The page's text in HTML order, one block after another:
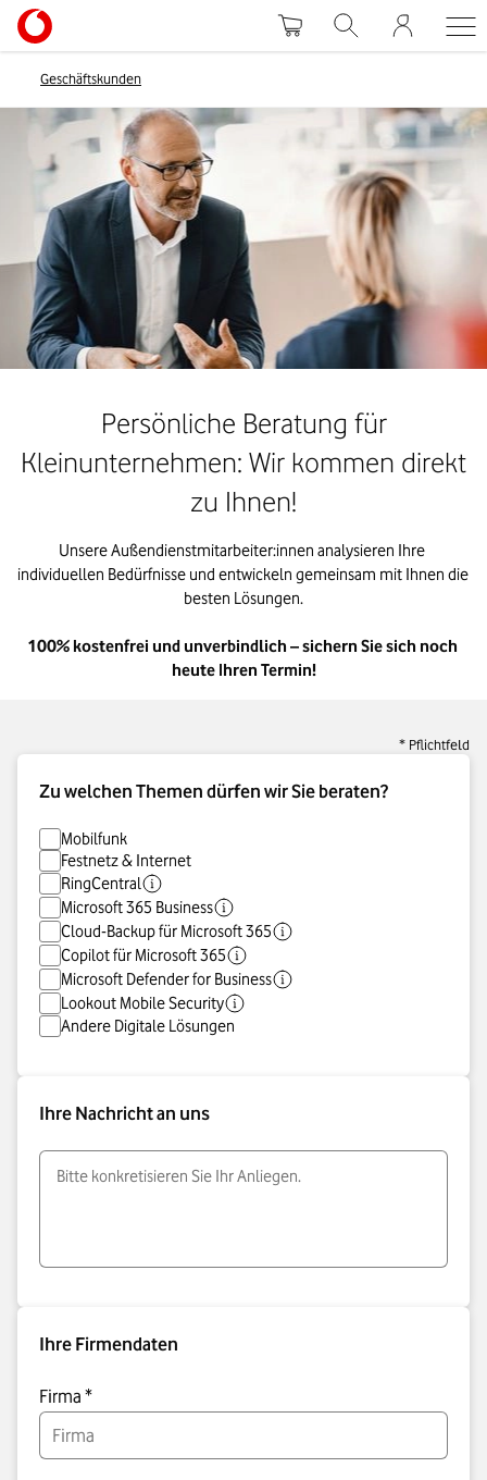
Geschäftskunden
Persönliche Beratung für
Kleinunternehmen: Wir kommen direkt
zu Ihnen!
Unsere Außendienstmitarbeiter:innen analysieren Ihre
individuellen Bedürfnisse und entwickeln gemeinsam mit Ihnen die
besten Lösungen.
100% kostenfrei und unverbindlich – sichern Sie sich noch
heute Ihren Termin!
* Pflichtfeld
Zu welchen Themen dürfen wir Sie beraten?
Mobilfunk
Festnetz & Internet
RingCentral
Microsoft 365 Business
Cloud-Backup für Microsoft 365
Copilot für Microsoft 365
Microsoft Defender for Business
Lookout Mobile Security
Andere Digitale Lösungen
Ihre Nachricht an uns
Ihre Firmendaten
Firma *